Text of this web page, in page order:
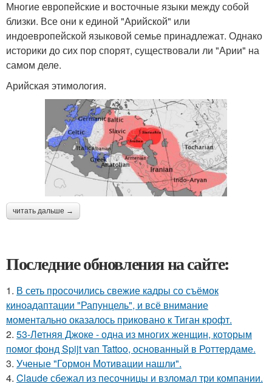
Многие европейские и восточные языки между собой
близки. Все они к единой "Арийской" или
индоевропейской языковой семье принадлежат. Однако
историки до сих пор спорят, существовали ли "Арии" на
самом деле.
Арийская этимология.
читать дальше →
Последние обновления на сайте:
1. В сеть просочились свежие кадры со съёмок
киноадаптации "Рапунцель", и всё внимание
моментально оказалось приковано к Тиган крофт.
2. 53-Летняя Джоке - одна из многих женщин, которым
помог фонд Spijt van Tattoo, основанный в Роттердаме.
3. Ученые "Гормон Мотивации нашли".
4. Claude сбежал из песочницы и взломал три компании.